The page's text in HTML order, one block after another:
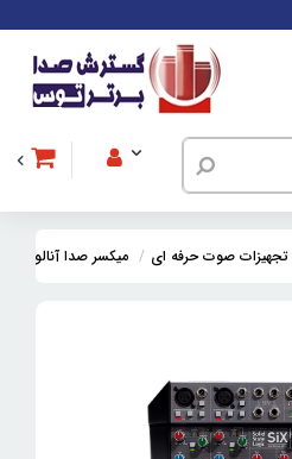
تجهیزات صوت حرفه ای میکسر صدا آنالوگ